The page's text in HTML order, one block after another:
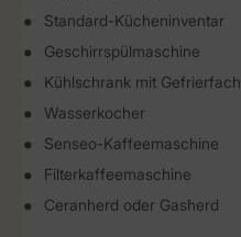
Standard-Kücheninventar
Geschirrspülmaschine
Kühlschrank mit Gefrierfach
Wasserkocher
Senseo-Kaffeemaschine
Filterkaffeemaschine
Ceranherd oder Gasherd